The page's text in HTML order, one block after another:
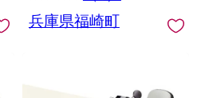
兵庫県福崎町